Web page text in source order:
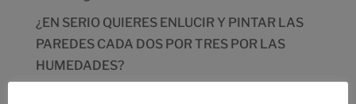
¿EN SERIO QUIERES ENLUCIR Y PINTAR LAS
PAREDES CADA DOS POR TRES POR LAS
HUMEDADES?